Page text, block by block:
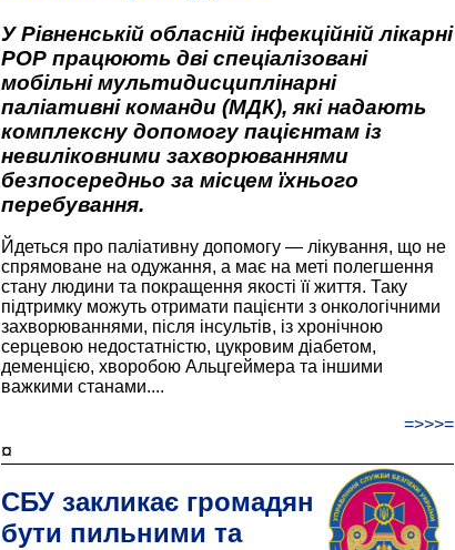
У Рівненській обласній інфекційній лікарні
РОР працюють дві спеціалізовані
мобільні мультидисциплінарні
паліативні команди (МДК), які надають
комплексну допомогу пацієнтам із
невиліковними захворюваннями
безпосередньо за місцем їхнього
перебування.
Йдеться про паліативну допомогу — лікування, що не
спрямоване на одужання, а має на меті полегшення
стану людини та покращення якості її життя. Таку
підтримку можуть отримати пацієнти з онкологічними
захворюваннями, після інсультів, із хронічною
серцевою недостатністю, цукровим діабетом,
деменцією, хворобою Альцгеймера та іншими
важкими станами....
=>>>=
¤
СБУ закликає громадян
бути пильними та